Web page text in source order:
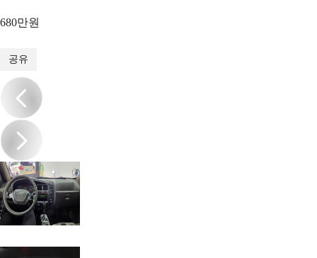
680만원
공유
/12